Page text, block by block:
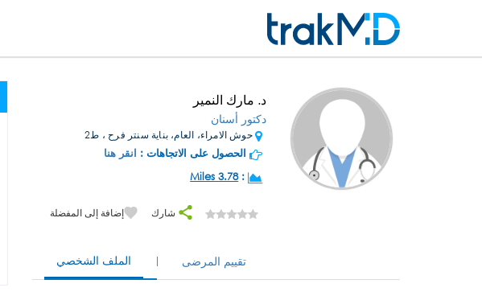
د. مارك النمير
دكتور أسنان
حوش الامراء، العام، بناية سنتر فرح ، ط2
الحصول على الاتجاهات : انقر هنا
:
3.78 Miles
شارك إضافة إلى المفضلة
الملف الشخصي تقييم المرضى